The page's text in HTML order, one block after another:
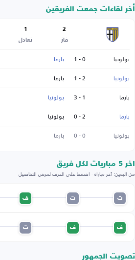
أخر لقاءات جمعت الفريقين
2
فاز
1
تعادل
بولونيا 0 - 1 بارما
بولونيا
2 - 1 بارما
بارما
1 - 3 بولونيا
بارما
2 - 0 بولونيا
بولونيا
0 - 0 بارما
اخر 5 مباريات لكل فريق
من اليمين: آخر مباراة · اضغط على الحرف لعرض التفاصيل
ت ت ف
ف ف ت
تصويت الجمهور